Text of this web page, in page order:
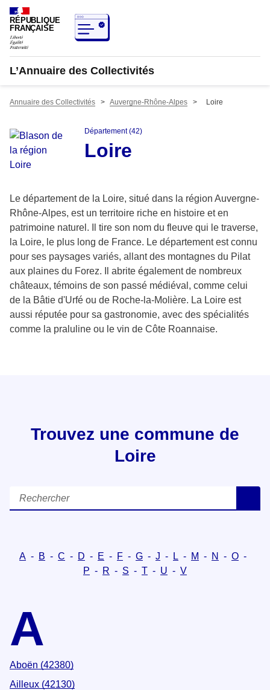
RÉPUBLIQUE
FRANÇAISE
L’Annuaire des Collectivités
Annuaire des Collectivités > Auvergne-Rhône-Alpes > Loire
Département (42)
Loire
Le département de la Loire, situé dans la région Auvergne-
Rhône-Alpes, est un territoire riche en histoire et en
patrimoine naturel. Il tire son nom du fleuve qui le traverse,
la Loire, le plus long de France. Le département est connu
pour ses paysages variés, allant des montagnes du Pilat
aux plaines du Forez. Il abrite également de nombreux
châteaux, témoins de son passé médiéval, comme celui
de la Bâtie d'Urfé ou de Roche-la-Molière. La Loire est
aussi réputée pour sa gastronomie, avec des spécialités
comme la praluline ou le vin de Côte Roannaise.
Trouvez une commune de
Loire
Rechercher
A - B - C - D - E - F - G - J - L - M - N - O -
P - R - S - T - U - V
A
Aboën (42380)
Ailleux (42130)